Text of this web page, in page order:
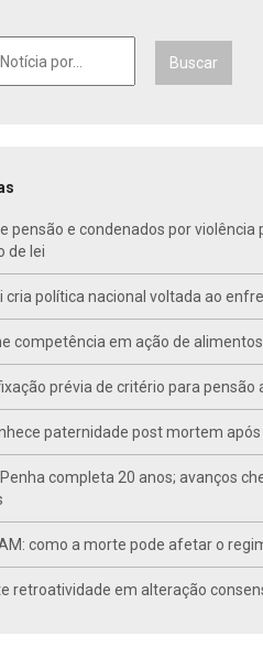
Buscar
pensão e condenados por
de lei
cria política nacional voltada ao
competência em ação de
prévia de critério para
paternidade post mortem
completa 20 anos; avanços
como a morte pode afetar o
retroatividade em alteração